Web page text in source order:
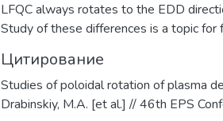
LFQC always rotates to the EDD
Study of these differences is a topic for
Цитирование
Studies of poloidal rotation of plasma
Drabinskiy, M.A. [et al.] // 46th EPS